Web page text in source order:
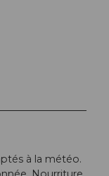
à la météo.